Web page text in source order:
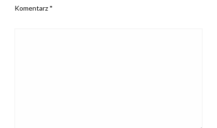
Komentarz *